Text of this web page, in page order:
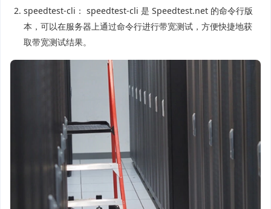
speedtest-cli： speedtest-cli 是 Speedtest.net 的命令行版
本，可以在服务器上通过命令行进行带宽测试，方便快捷地获
取带宽测试结果。